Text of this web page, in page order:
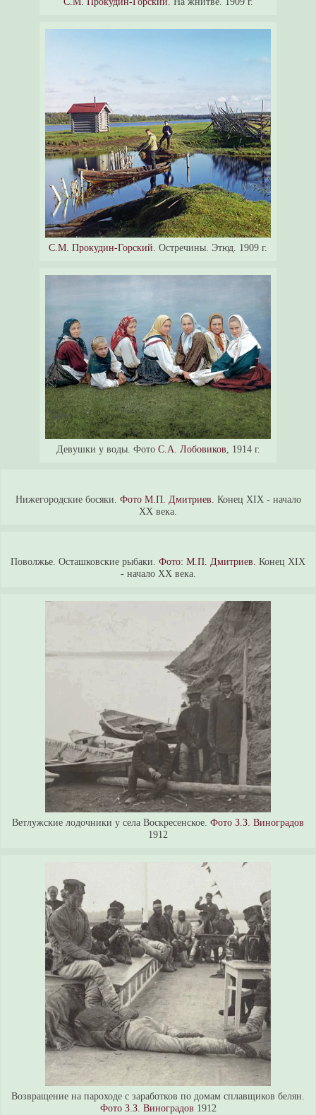
С.М. Прокудин-Горский. Остречины. Этюд. 1909 г.
Девушки у воды. Фото С.А. Лобовиков, 1914 г.
Нижегородские босяки. Фото М.П. Дмитриев. Конец ХIX - начало
ХХ века.
Поволжье. Осташковские рыбаки. Фото: М.П. Дмитриев. Конец ХIX
- начало ХХ века.
Ветлужские лодочники у села Воскресенское. Фото З.З. Виноградов
1912
Возвращение на пароходе с заработков по домам сплавщиков белян.
Фото З.З. Виноградов 1912